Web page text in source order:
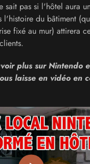
sait pas si l'hôtel aura
l'histoire du bâtiment
fixé au mur) attirera
plus sur Nintendo
laisse en vidéo en